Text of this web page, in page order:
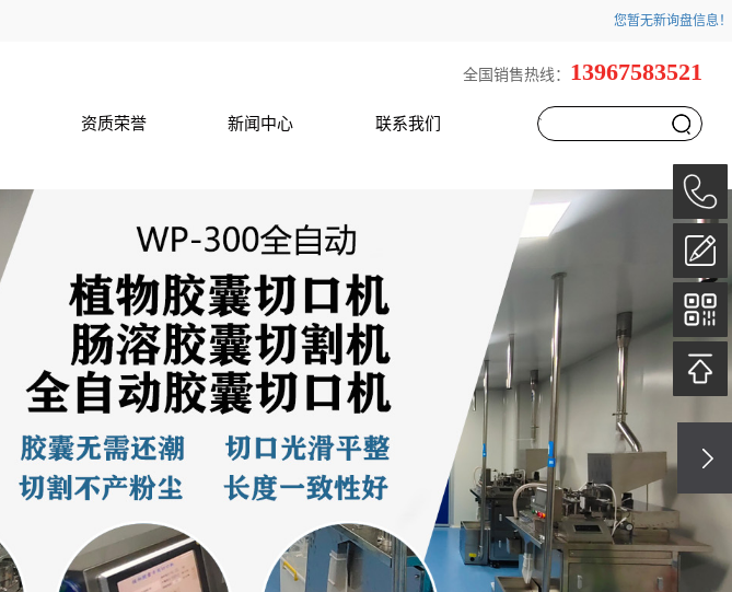
您暂无新询盘信息！
资质荣誉 新闻中心 联系我们 `
全国销售热线： 13967583521